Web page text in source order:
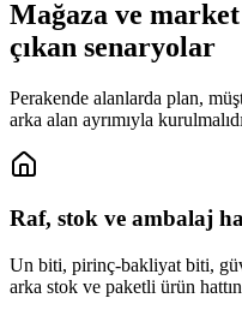
Mağaza ve
çıkan senaryolar
Perakende alanlarda plan,
arka alan ayrımıyla
Raf, stok ve ambalaj
Un biti, pirinç-bakliyat biti,
arka stok ve paketli ürün